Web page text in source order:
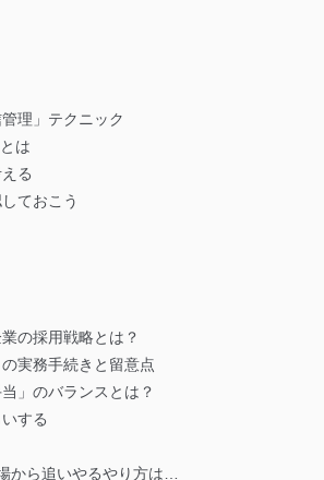
理」テクニック
は
る
ておこう
の採用戦略とは？
実務手続きと留意点
」のバランスとは？
する
ら追いやるやり方は…